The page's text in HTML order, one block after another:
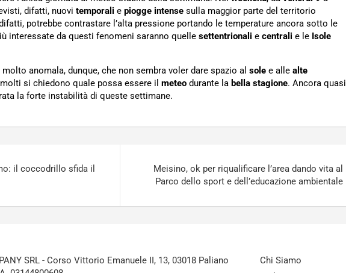
difatti, nuovi temporali e piogge intense sulla maggior parte del territorio
potrebbe contrastare l’alta pressione portando le temperature ancora sotto le
interessate da questi fenomeni saranno quelle settentrionali e centrali e le Isole
anomala, dunque, che non sembra voler dare spazio al sole e alle alte
si chiedono quale possa essere il meteo durante la bella stagione. Ancora quasi
la forte instabilità di queste settimane.
il coccodrillo sfida il
Meisino, ok per riqualificare l’area dando vita al
Parco dello sport e dell’educazione ambientale
SRL - Corso Vittorio Emanuele II, 13, 03018 Paliano
Chi Siamo